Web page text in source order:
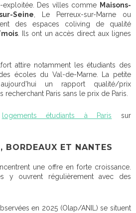
exploitée. Des villes comme Maisons-
Seine , Le Perreux-sur-Marne ou
des espaces coliving de qualité
. Ils ont un accès direct aux lignes
attire notamment les étudiants des
écoles du Val-de-Marne. La petite
un rapport qualité/prix
Paris sans le prix de Paris.
logements étudiants à Paris sur
BORDEAUX ET NANTES
une offre en forte croissance.
y ouvrent régulièrement avec des
en 2025 (Olap/ANIL) se situent